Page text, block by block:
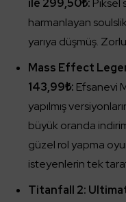
ile 299,50₺: Piksel
harmanlayan
yarıya düşmüş.
Mass Effect
143,99₺: Efsanevi
yapılmış
büyük oranda
güzel rol yapma
isteyenlerin tek
Titanfall 2: